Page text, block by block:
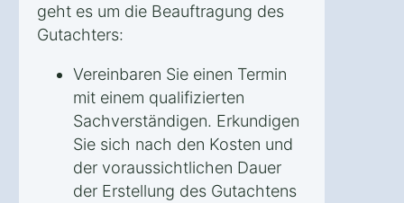
geht es um die Beauftragung des
Gutachters:
Vereinbaren Sie einen Termin
mit einem qualifizierten
Sachverständigen. Erkundigen
Sie sich nach den Kosten und
der voraussichtlichen Dauer
der Erstellung des Gutachtens